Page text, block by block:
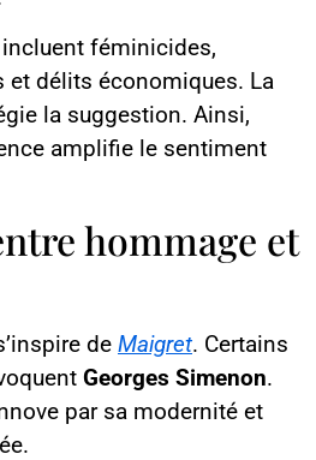
féminicides,
et délits économiques. La
la suggestion. Ainsi,
amplifie le sentiment
hommage et
de Maigret. Certains
Georges Simenon.
par sa modernité et